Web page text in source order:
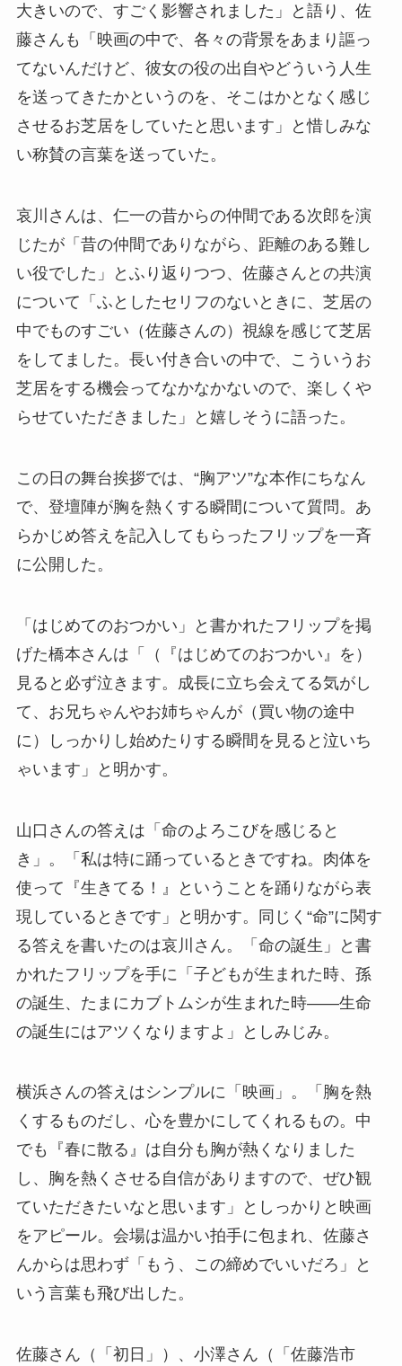
大きいので、すごく影響されました」と語り、佐
藤さんも「映画の中で、各々の背景をあまり謳っ
てないんだけど、彼女の役の出自やどういう人生
を送ってきたかというのを、そこはかとなく感じ
させるお芝居をしていたと思います」と惜しみな
い称賛の言葉を送っていた。
哀川さんは、仁一の昔からの仲間である次郎を演
じたが「昔の仲間でありながら、距離のある難し
い役でした」とふり返りつつ、佐藤さんとの共演
について「ふとしたセリフのないときに、芝居の
中でものすごい（佐藤さんの）視線を感じて芝居
をしてました。長い付き合いの中で、こういうお
芝居をする機会ってなかなかないので、楽しくや
らせていただきました」と嬉しそうに語った。
この日の舞台挨拶では、“胸アツ”な本作にちなん
で、登壇陣が胸を熱くする瞬間について質問。あ
らかじめ答えを記入してもらったフリップを一斉
に公開した。
「はじめてのおつかい」と書かれたフリップを掲
げた橋本さんは「（『はじめてのおつかい』を）
見ると必ず泣きます。成長に立ち会えてる気がし
て、お兄ちゃんやお姉ちゃんが（買い物の途中
に）しっかりし始めたりする瞬間を見ると泣いち
ゃいます」と明かす。
山口さんの答えは「命のよろこびを感じると
き」。「私は特に踊っているときですね。肉体を
使って『生きてる！』ということを踊りながら表
現しているときです」と明かす。同じく“命”に関す
る答えを書いたのは哀川さん。「命の誕生」と書
かれたフリップを手に「子どもが生まれた時、孫
の誕生、たまにカブトムシが生まれた時――生命
の誕生にはアツくなりますよ」としみじみ。
横浜さんの答えはシンプルに「映画」。「胸を熱
くするものだし、心を豊かにしてくれるもの。中
でも『春に散る』は自分も胸が熱くなりました
し、胸を熱くさせる自信がありますので、ぜひ観
ていただきたいなと思います」としっかりと映画
をアピール。会場は温かい拍手に包まれ、佐藤さ
んからは思わず「もう、この締めでいいだろ」と
いう言葉も飛び出した。
佐藤さん（「初日」）、小澤さん（「佐藤浩市